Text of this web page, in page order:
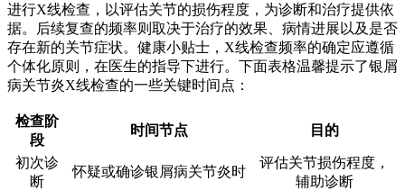
进行X线检查，以评估关节的损伤程度，为诊断和治疗提供依
据。后续复查的频率则取决于治疗的效果、病情进展以及是否
存在新的关节症状。健康小贴士，X线检查频率的确定应遵循
个体化原则，在医生的指导下进行。下面表格温馨提示了银屑
病关节炎X线检查的一些关键时间点：
检查阶
段
时间节点 目的
初次诊
断
怀疑或确诊银屑病关节炎时
评估关节损伤程度，
辅助诊断